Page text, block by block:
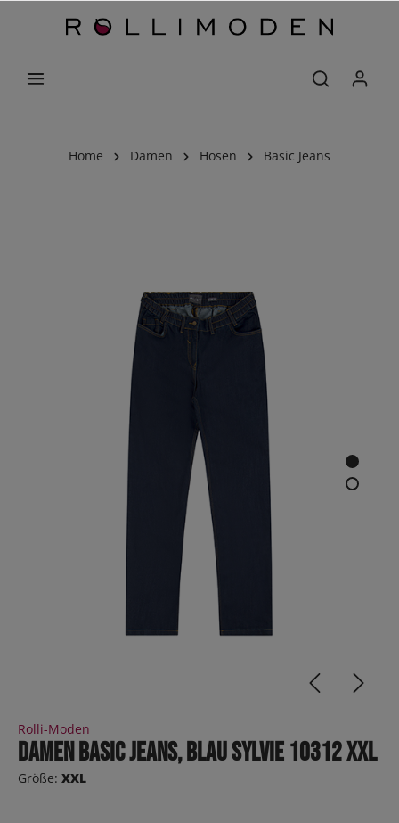
Home Damen Hosen Basic Jeans
Rolli-Moden
Damen Basic Jeans, Blau SYLVIE 10312 XXL
Größe: XXL